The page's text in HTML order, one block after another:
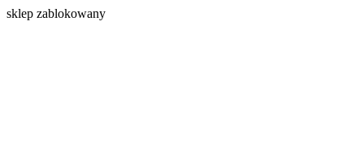
sklep zablokowany